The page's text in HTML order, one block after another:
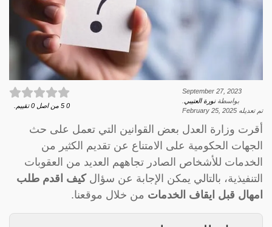
September 27, 2023
بواسطةنورة العتيبي
تم تعديله February 25, 2025
0
5 من اصل 0 تقييم.
أقرت وزارة العدل بعض القوانين التي تعمل على حث
الجهات الحكومية على الامتناع عن تقديم الكثير من
الخدمات للأشخاص الصادر تجاههم العديد من العقوبات
التنفيذية، بالتالي يمكن الإجابة عن سؤالكيف اقدم طلب
امهال قبل ايقاف الخدمات من خلال موقعنا.